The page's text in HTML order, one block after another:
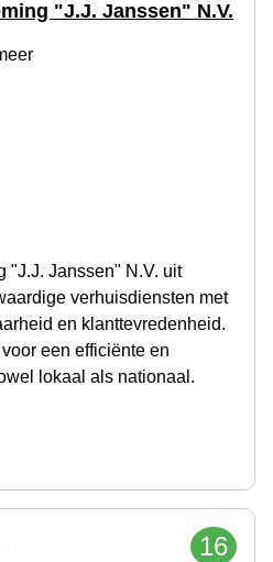
"J.J. Janssen" N.V.
"J.J. Janssen" N.V. uit
verhuisdiensten met
en klanttevredenheid.
een efficiënte en
lokaal als nationaal.
16